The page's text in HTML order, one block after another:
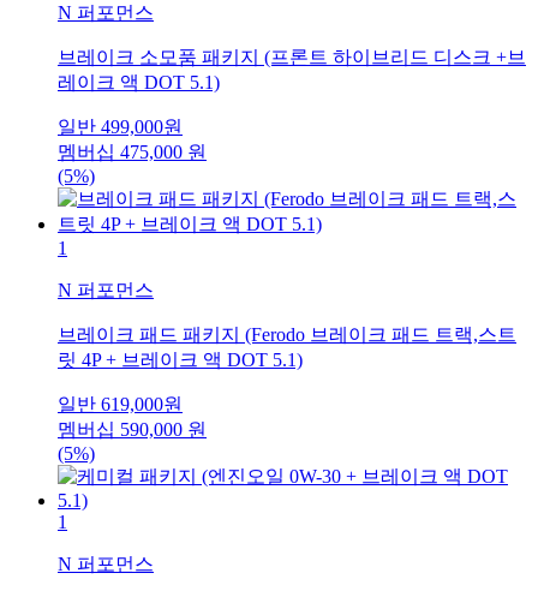
N 퍼포먼스
브레이크 소모품 패키지 (프론트 하이브리드 디스크 +브
레이크 액 DOT 5.1)
일반 499,000원
멤버십 475,000 원
(5%)
1
N 퍼포먼스
브레이크 패드 패키지 (Ferodo 브레이크 패드 트랙,스트
릿 4P + 브레이크 액 DOT 5.1)
일반 619,000원
멤버십 590,000 원
(5%)
1
N 퍼포먼스